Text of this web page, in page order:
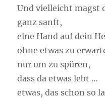
Und vielleicht magst
ganz sanft,
eine Hand auf dein
ohne etwas zu
nur um zu spüren,
dass da etwas lebt …
etwas, das schon so